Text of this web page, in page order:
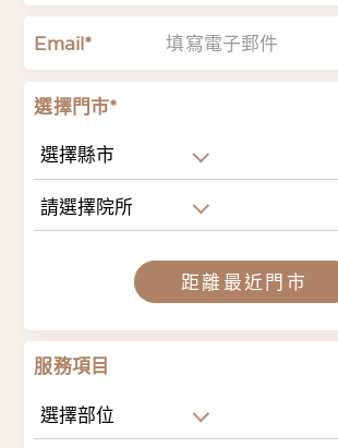
Email*
選擇門市*
選擇縣市
請選擇院所
距離最近門市
服務項目
選擇部位